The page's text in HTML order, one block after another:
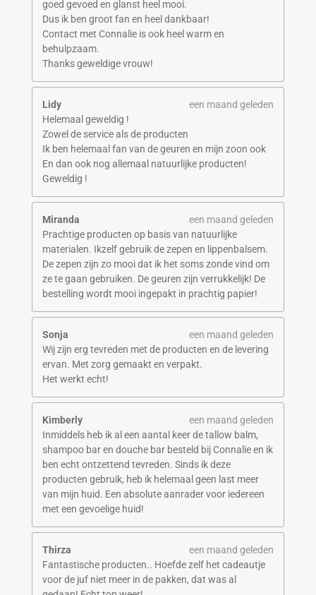
goed gevoed en glanst heel mooi.
Dus ik ben groot fan en heel dankbaar!
Contact met Connalie is ook heel warm en
behulpzaam.
Thanks geweldige vrouw!
Lidy
een maand geleden
Helemaal geweldig !
Zowel de service als de producten
Ik ben helemaal fan van de geuren en mijn zoon ook
En dan ook nog allemaal natuurlijke producten!
Geweldig !
Miranda
een maand geleden
Prachtige producten op basis van natuurlijke
materialen. Ikzelf gebruik de zepen en lippenbalsem.
De zepen zijn zo mooi dat ik het soms zonde vind om
ze te gaan gebruiken. De geuren zijn verrukkelijk! De
bestelling wordt mooi ingepakt in prachtig papier!
Sonja
een maand geleden
Wij zijn erg tevreden met de producten en de levering
ervan. Met zorg gemaakt en verpakt.
Het werkt echt!
Kimberly
een maand geleden
Inmiddels heb ik al een aantal keer de tallow balm,
shampoo bar en douche bar besteld bij Connalie en ik
ben echt ontzettend tevreden. Sinds ik deze
producten gebruik, heb ik helemaal geen last meer
van mijn huid. Een absolute aanrader voor iedereen
met een gevoelige huid!
Thirza
een maand geleden
Fantastische producten.. Hoefde zelf het cadeautje
voor de juf niet meer in de pakken, dat was al